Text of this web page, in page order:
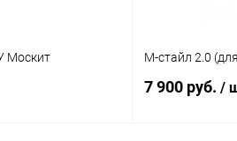
Москит М-стайл 2.0
7 900 руб. /